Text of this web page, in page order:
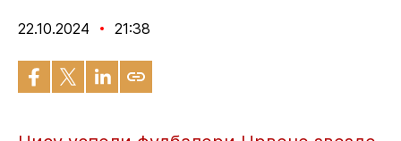
22.10.2024 21:38